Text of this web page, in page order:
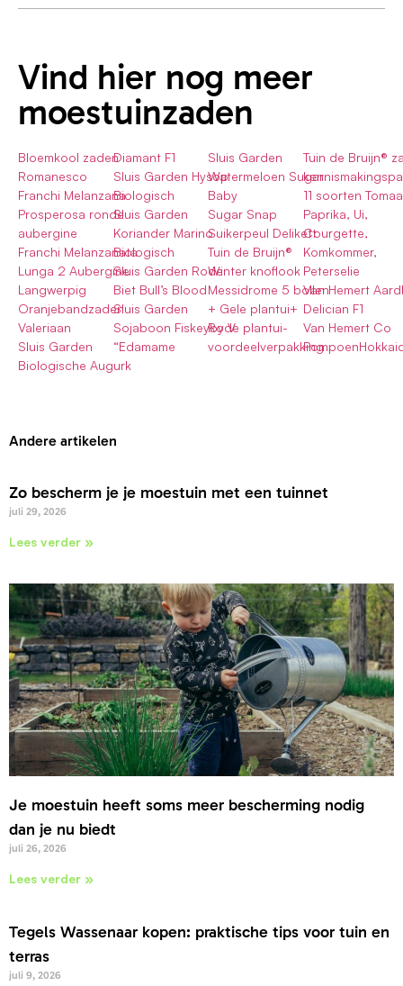
Vind hier nog meer
moestuinzaden
Bloemkool zaden
Romanesco
Franchi Melanzana
Prosperosa ronde
aubergine
Franchi Melanzanata
Lunga 2 Aubergine
Langwerpig
Oranjebandzaden
Valeriaan
Sluis Garden
Biologische Augurk
Diamant F1
Sluis Garden Hysop
Biologisch
Sluis Garden
Koriander Marino
Biologisch
Sluis Garden Rode
Biet Bull’s Blood
Sluis Garden
Sojaboon Fiskeyby V
“Edamame
Sluis Garden
Watermeloen Sugar
Baby
Sugar Snap
Suikerpeul Delikett
Tuin de Bruijn®
Winter knoflook
Messidrome 5 bollen
+ Gele plantui+
Rode plantui-
voordeelverpakking
Tuin de Bruijn®
11 soorten
Paprika, Ui,
Courgette,
Komkommer,
Peterselie
Van Hemert
Delician F1
Van Hemert Co
Andere artikelen
Zo bescherm je je moestuin met een tuinnet
juli 29, 2026
Lees verder »
Je moestuin heeft soms meer bescherming nodig
dan je nu biedt
juli 26, 2026
Lees verder »
Tegels Wassenaar kopen: praktische tips voor tuin en
terras
juli 9, 2026